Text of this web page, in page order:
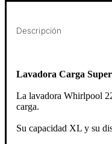
Descripción
Lavadora Carga
La lavadora Whirlpool
carga.
Su capacidad XL y su